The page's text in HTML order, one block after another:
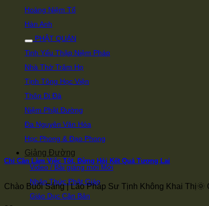
Hoàng Niệm Tổ
Hàn Anh
PHẬT QUÁN
Tinh Yếu Thập Niệm Pháp
Nhà Thờ Trăm Họ
Tịnh Tông Học Viện
Thôn Di Đà
Niệm Phật Đường
Đa Nguyên Văn Hóa
Học Phong & Đạo Phong
Giảng Đường
Video / Bài giảng mới
Nhận Thức Phật Giáo
Giáo Dục Căn Bản
Chỉ Cần Làm Việc Tốt, Đừng Hỏi Kết Quả Tương Lai
Chào Buổi Sáng | Lão Pháp Sư Tịnh Không Khai Thị🌞